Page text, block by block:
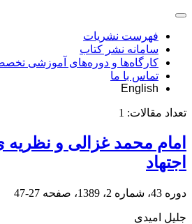
فهرست نشریات
سامانه نشر کتاب
کارگاه‌ها و دوره‌های آموزشی
تماس با ما
English
تعداد مقالات: 1
امام محمد غزالی و
اجتهاد
دوره 43، شماره 2، 1389، صفحه 27-47
جلیل امیدی